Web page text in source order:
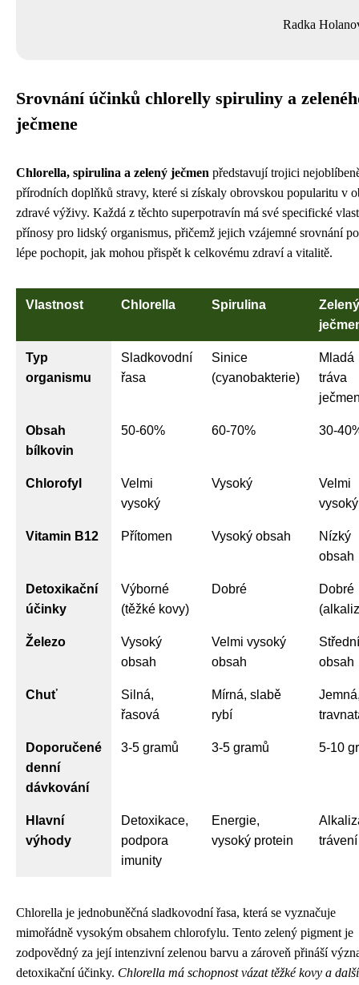
Radka
Srovnání účinků chlorelly spiruliny a
ječmene
Chlorella, spirulina a zelený ječmen představují trojici
přírodních doplňků stravy, které si získaly obrovskou popularitu v
zdravé výživy. Každá z těchto superpotravín má své specifické
přínosy pro lidský organismus, přičemž jejich vzájemné srovnání
lépe pochopit, jak mohou přispět k celkovému zdraví a vitalitě.
Vlastnost Chlorella Spirulina
Zelený
Typ
organismu
Sladkovodní
řasa
Sinice
(cyanobakterie)
Mladá
tráva
Obsah
bílkovin
50-60% 60-70% 30-
Chlorofyl
Velmi
vysoký
Vysoký
Velmi
vysoký
Vitamin B12 Přítomen Vysoký obsah
Nízký
obsah
Detoxikační
účinky
Výborné
(těžké kovy)
Dobré
Dobré
Železo
Vysoký
obsah
Velmi vysoký
obsah
Střední
obsah
Chuť
Silná,
řasová
Mírná, slabě
rybí
Doporučené
denní
dávkování
3-5 gramů 3-5 gramů 5-10
Hlavní
výhody
Detoxikace,
podpora
imunity
Energie,
vysoký protein
trávení
Chlorella je jednobuněčná sladkovodní řasa, která se vyznačuje
mimořádně vysokým obsahem chlorofylu. Tento zelený pigment je
zodpovědný za její intenzivní zelenou barvu a zároveň přináší
detoxikační účinky. Chlorella má schopnost vázat těžké kovy a